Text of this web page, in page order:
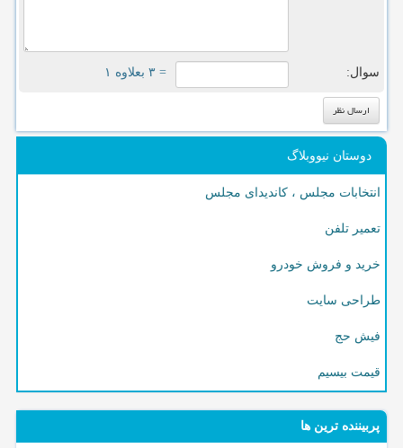
سوال: = ۳ بعلاوه ۱
دوستان نیووبلاگ
انتخابات مجلس ، کاندیدای مجلس
تعمیر تلفن
خرید و فروش خودرو
طراحی سایت
فیش حج
قیمت بیسیم
پربیننده ترین ها